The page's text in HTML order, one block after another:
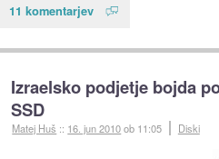
11 komentarjev
Izraelsko podjetje bojda
SSD
Matej Huš :: 16. jun 2010ob 11:05 Diski